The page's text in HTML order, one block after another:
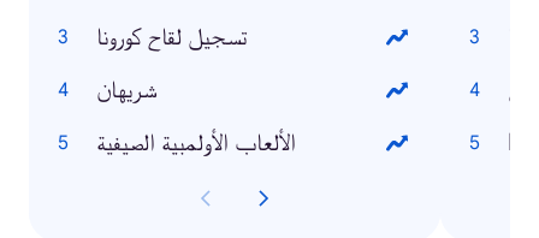
تسجيل لقاح كورونا
شريهان
الألعاب الأولمبية الصيفية